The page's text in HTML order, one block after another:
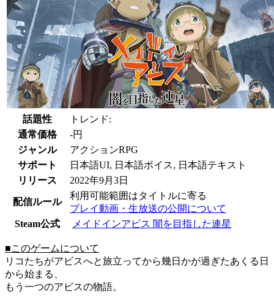
話題性
トレンド:
通常価格
-円
ジャンル
アクションRPG
サポート
日本語UI, 日本語ボイス, 日本語テキスト
リリース
2022年9月3日
配信ルール
利用可能範囲はタイトルに寄る
プレイ動画・生放送の公開について
Steam公式
メイドインアビス 闇を目指した連星
■このゲームについて
リコたちがアビスへと旅立ってから幾日かが過ぎたあくる日
から始まる、
もう一つのアビスの物語。